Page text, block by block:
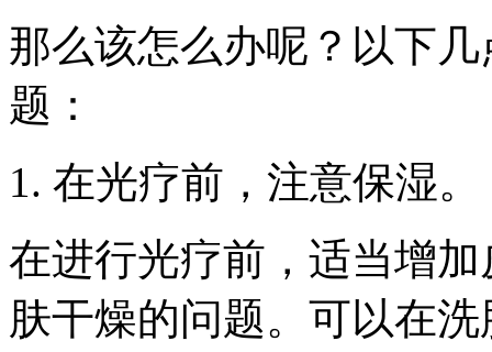
那么该怎么办呢？以下
题：
1. 在光疗前，注意保湿。
在进行光疗前，适当增
肤干燥的问题。可以在